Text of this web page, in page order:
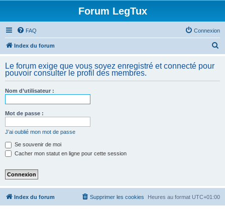
Forum LegTux
FAQ Connexion
Index du forum
h
Le forum exige que vous soyez enregistré et connecté pour
pouvoir consulter le profil des membres.
Nom d’utilisateur :
Mot de passe :
J’ai oublié mon mot de passe
Se souvenir de moi
Cacher mon statut en ligne pour cette session
Index du forum Heures au format UTC+01:00
Supprimer les cookies